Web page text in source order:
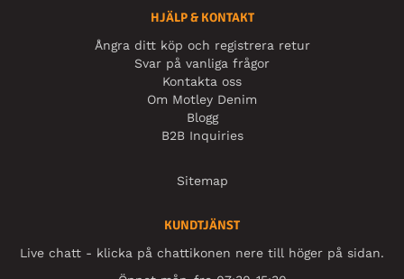
HJÄLP & KONTAKT
Ångra ditt köp och registrera retur
Svar på vanliga frågor
Kontakta oss
Om Motley Denim
Blogg
B2B Inquiries
Sitemap
KUNDTJÄNST
Live chatt - klicka på chattikonen nere till höger på sidan.